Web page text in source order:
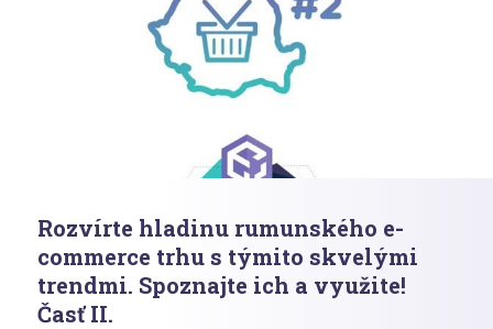
Rozvírte hladinu rumunského e-
commerce trhu s týmito skvelými
trendmi. Spoznajte ich a využite!
Časť II.